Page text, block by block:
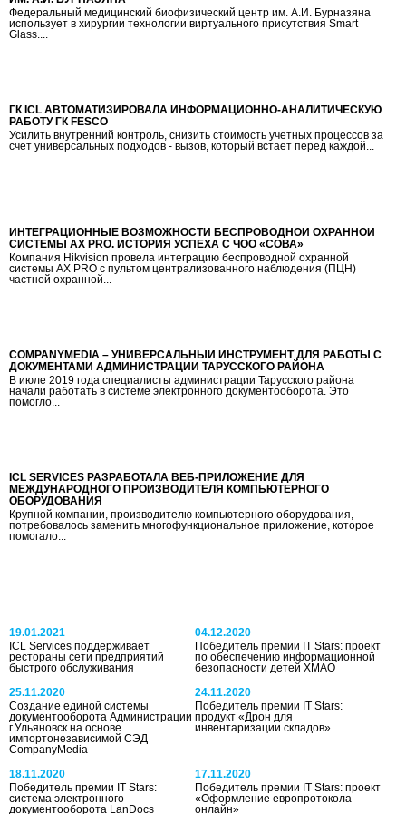
Федеральный медицинский биофизический центр им. А.И. Бурназяна
использует в хирургии технологии виртуального присутствия Smart
Glass....
ГК ICL АВТОМАТИЗИРОВАЛА ИНФОРМАЦИОННО-АНАЛИТИЧЕСКУЮ
РАБОТУ ГК FESCO
Усилить внутренний контроль, снизить стоимость учетных процессов за
счет универсальных подходов - вызов, который встает перед каждой...
ИНТЕГРАЦИОННЫЕ ВОЗМОЖНОСТИ БЕСПРОВОДНОЙ ОХРАННОЙ
СИСТЕМЫ AX PRO. ИСТОРИЯ УСПЕХА С ЧОО «СОВА»
Компания Hikvision провела интеграцию беспроводной охранной
системы AX PRO с пультом централизованного наблюдения (ПЦН)
частной охранной...
COMPANYMEDIA – УНИВЕРСАЛЬНЫЙ ИНСТРУМЕНТ ДЛЯ РАБОТЫ С
ДОКУМЕНТАМИ АДМИНИСТРАЦИИ ТАРУССКОГО РАЙОНА
В июле 2019 года специалисты администрации Тарусского района
начали работать в системе электронного документооборота. Это
помогло...
ICL SERVICES РАЗРАБОТАЛА ВЕБ-ПРИЛОЖЕНИЕ ДЛЯ
МЕЖДУНАРОДНОГО ПРОИЗВОДИТЕЛЯ КОМПЬЮТЕРНОГО
ОБОРУДОВАНИЯ
Крупной компании, производителю компьютерного оборудования,
потребовалось заменить многофункциональное приложение, которое
помогало...
19.01.2021
ICL Services поддерживает
рестораны сети предприятий
быстрого обслуживания
04.12.2020
Победитель премии IT Stars: проект
по обеспечению информационной
безопасности детей ХМАО
25.11.2020
Создание единой системы
документооборота Администрации
г.Ульяновск на основе
импортонезависимой СЭД
CompanyMedia
24.11.2020
Победитель премии IT Stars:
продукт «Дрон для
инвентаризации складов»
18.11.2020
Победитель премии IT Stars:
система электронного
документооборота LanDocs
17.11.2020
Победитель премии IT Stars: проект
«Оформление европротокола
онлайн»